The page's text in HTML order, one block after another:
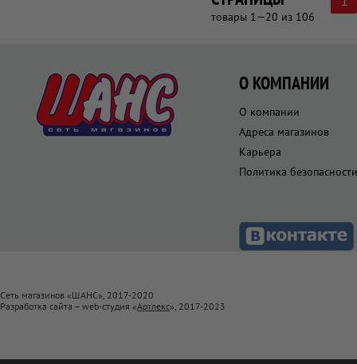
товары 1—20 из 106
О КОМПАНИИ
О компании
Адреса магазинов
Карьера
Политика безопасности
Сеть магазинов «ШАНС», 2017-2020
Разработка сайта – web-студия «Артлекс», 2017-2023